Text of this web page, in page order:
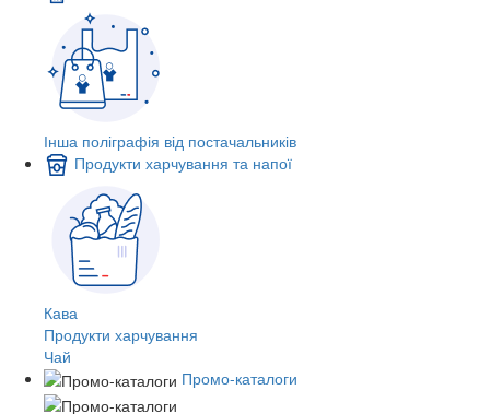
Інша поліграфія від постачальників
Продукти харчування та напої
Кава
Продукти харчування
Чай
Промо-каталоги